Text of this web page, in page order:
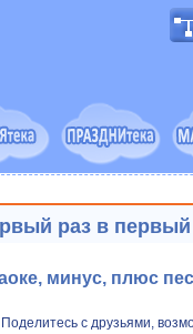
раз в первый
минус, плюс
Поделитесь с друзьями,